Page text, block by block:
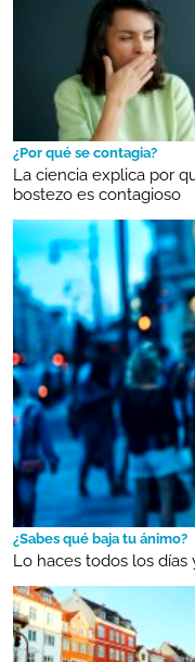
¿Por qué se contagia?
La ciencia explica por
bostezo es contagioso
¿Sabes qué baja tu ánimo?
Lo haces todos los